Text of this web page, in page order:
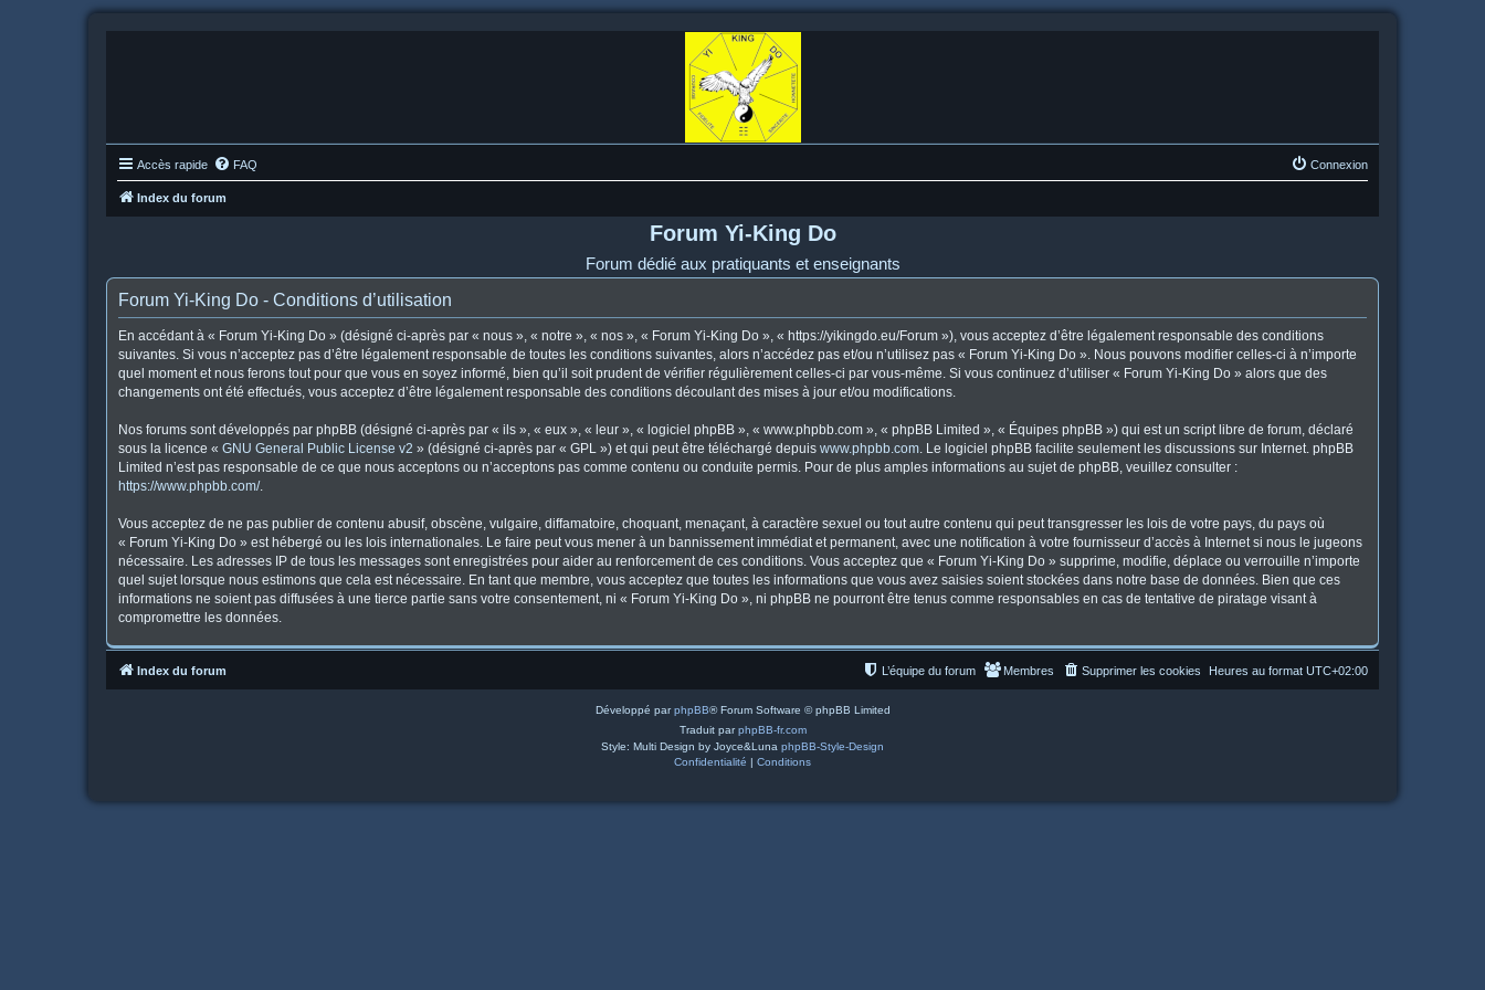
Accès rapide FAQ Connexion
Index du forum
Forum Yi-King Do
Forum dédié aux pratiquants et enseignants
Forum Yi-King Do - Conditions d’utilisation
En accédant à « Forum Yi-King Do » (désigné ci-après par « nous », « notre », « nos », « Forum Yi-King Do », « https://yikingdo.eu/Forum »), vous acceptez d’être légalement responsable des conditions
suivantes. Si vous n’acceptez pas d’être légalement responsable de toutes les conditions suivantes, alors n’accédez pas et/ou n’utilisez pas « Forum Yi-King Do ». Nous pouvons modifier celles-ci à n’importe
quel moment et nous ferons tout pour que vous en soyez informé, bien qu’il soit prudent de vérifier régulièrement celles-ci par vous-même. Si vous continuez d’utiliser « Forum Yi-King Do » alors que des
changements ont été effectués, vous acceptez d’être légalement responsable des conditions découlant des mises à jour et/ou modifications.
Nos forums sont développés par phpBB (désigné ci-après par « ils », « eux », « leur », « logiciel phpBB », « www.phpbb.com », « phpBB Limited », « Équipes phpBB ») qui est un script libre de forum, déclaré
sous la licence « GNU General Public License v2 » (désigné ci-après par « GPL ») et qui peut être téléchargé depuis www.phpbb.com. Le logiciel phpBB facilite seulement les discussions sur Internet. phpBB
Limited n’est pas responsable de ce que nous acceptons ou n’acceptons pas comme contenu ou conduite permis. Pour de plus amples informations au sujet de phpBB, veuillez consulter :
https://www.phpbb.com/.
Vous acceptez de ne pas publier de contenu abusif, obscène, vulgaire, diffamatoire, choquant, menaçant, à caractère sexuel ou tout autre contenu qui peut transgresser les lois de votre pays, du pays où
« Forum Yi-King Do » est hébergé ou les lois internationales. Le faire peut vous mener à un bannissement immédiat et permanent, avec une notification à votre fournisseur d’accès à Internet si nous le jugeons
nécessaire. Les adresses IP de tous les messages sont enregistrées pour aider au renforcement de ces conditions. Vous acceptez que « Forum Yi-King Do » supprime, modifie, déplace ou verrouille n’importe
quel sujet lorsque nous estimons que cela est nécessaire. En tant que membre, vous acceptez que toutes les informations que vous avez saisies soient stockées dans notre base de données. Bien que ces
informations ne soient pas diffusées à une tierce partie sans votre consentement, ni « Forum Yi-King Do », ni phpBB ne pourront être tenus comme responsables en cas de tentative de piratage visant à
compromettre les données.
Index du forum Heures au format UTC+02:00
Supprimer les cookies
Membres
L’équipe du forum
Développé parphpBB® Forum Software © phpBB Limited
Traduit parphpBB-fr.com
Style: Multi Design by Joyce&Luna phpBB-Style-Design
Confidentialité | Conditions